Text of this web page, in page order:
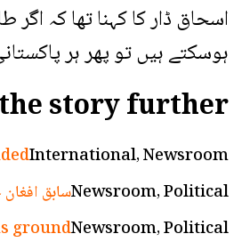
اسحاق ڈار کا کہنا تھا کہ
ہوسکتے ہیں تو پھر ہر
story further
International, Newsroom
سابقNewsroom, Political
groundNewsroom, Political